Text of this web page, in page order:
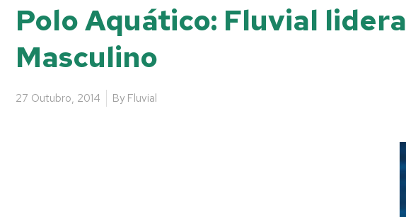
Polo Aquático: Fluvial
Masculino
27 Outubro, 2014 By Fluvial